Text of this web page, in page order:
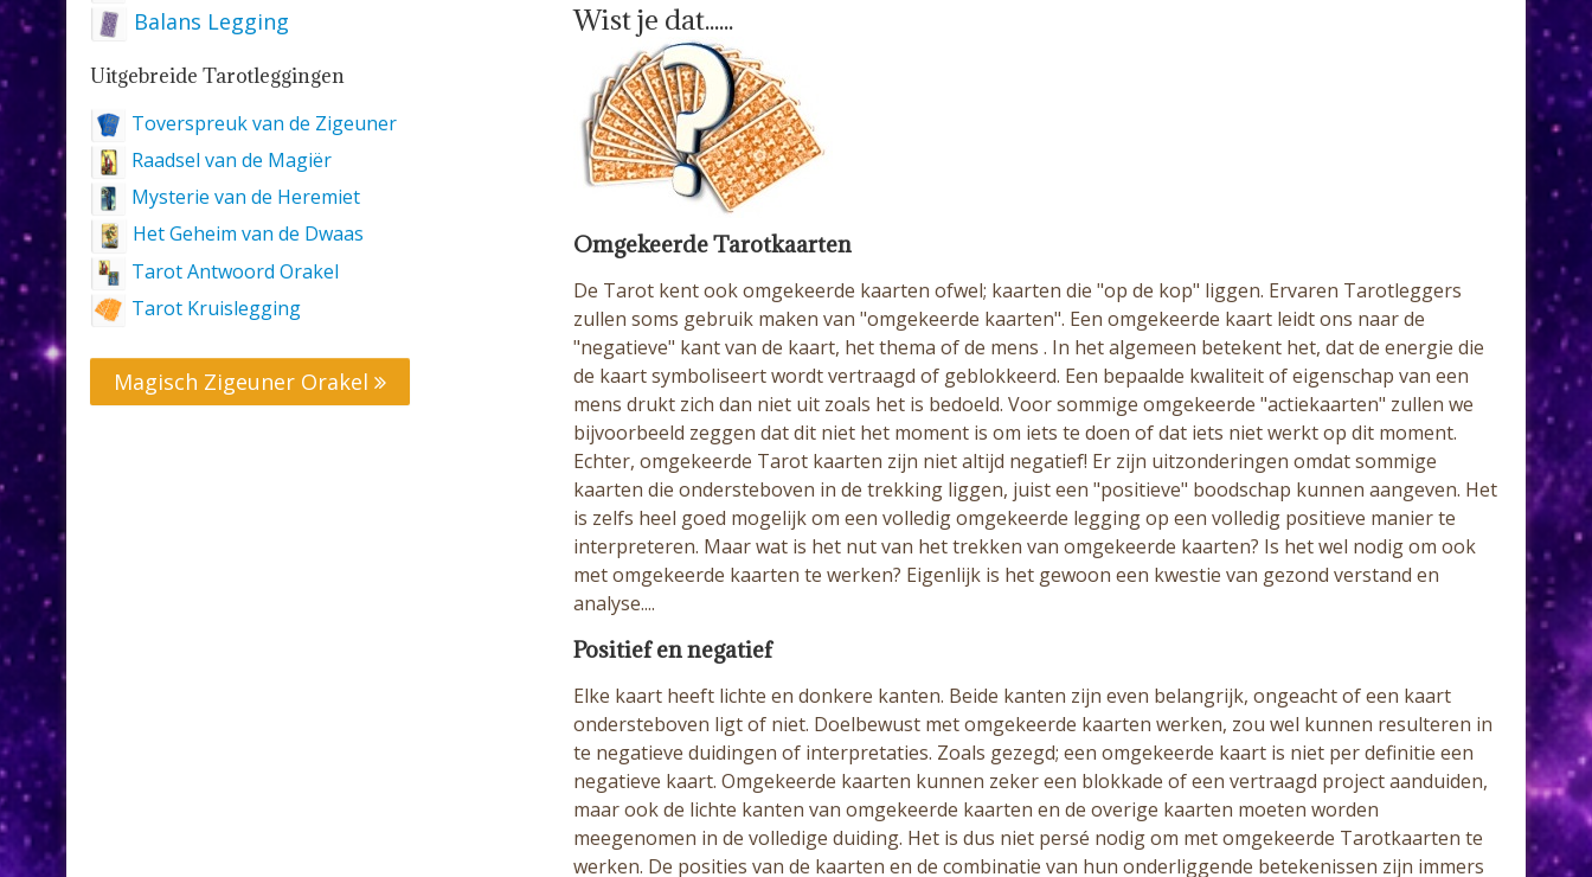
Balans Legging
Uitgebreide Tarotleggingen
Toverspreuk van de Zigeuner
Raadsel van de Magiër
Mysterie van de Heremiet
Het Geheim van de Dwaas
Tarot Antwoord Orakel
Tarot Kruislegging
Magisch Zigeuner Orakel
Wist je dat......
Omgekeerde Tarotkaarten
De Tarot kent ook omgekeerde kaarten ofwel; kaarten die "op de kop" liggen. Ervaren Tarotleggers
zullen soms gebruik maken van "omgekeerde kaarten". Een omgekeerde kaart leidt ons naar de
"negatieve" kant van de kaart, het thema of de mens . In het algemeen betekent het, dat de energie die
de kaart symboliseert wordt vertraagd of geblokkeerd. Een bepaalde kwaliteit of eigenschap van een
mens drukt zich dan niet uit zoals het is bedoeld. Voor sommige omgekeerde "actiekaarten" zullen we
bijvoorbeeld zeggen dat dit niet het moment is om iets te doen of dat iets niet werkt op dit moment.
Echter, omgekeerde Tarot kaarten zijn niet altijd negatief! Er zijn uitzonderingen omdat sommige
kaarten die ondersteboven in de trekking liggen, juist een "positieve" boodschap kunnen aangeven. Het
is zelfs heel goed mogelijk om een volledig omgekeerde legging op een volledig positieve manier te
interpreteren. Maar wat is het nut van het trekken van omgekeerde kaarten? Is het wel nodig om ook
met omgekeerde kaarten te werken? Eigenlijk is het gewoon een kwestie van gezond verstand en
analyse....
Positief en negatief
Elke kaart heeft lichte en donkere kanten. Beide kanten zijn even belangrijk, ongeacht of een kaart
ondersteboven ligt of niet. Doelbewust met omgekeerde kaarten werken, zou wel kunnen resulteren in
te negatieve duidingen of interpretaties. Zoals gezegd; een omgekeerde kaart is niet per definitie een
negatieve kaart. Omgekeerde kaarten kunnen zeker een blokkade of een vertraagd project aanduiden,
maar ook de lichte kanten van omgekeerde kaarten en de overige kaarten moeten worden
meegenomen in de volledige duiding. Het is dus niet persé nodig om met omgekeerde Tarotkaarten te
werken. De posities van de kaarten en de combinatie van hun onderliggende betekenissen zijn immers